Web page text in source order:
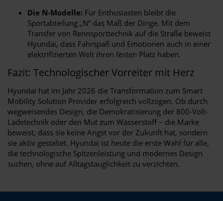
Die N-Modelle: Für Enthusiasten bleibt die
Sportabteilung „N“ das Maß der Dinge. Mit dem
Transfer von Rennsporttechnik auf die Straße beweist
Hyundai, dass Fahrspaß und Emotionen auch in einer
elektrifizierten Welt ihren festen Platz haben.
Fazit: Technologischer Vorreiter mit Herz
Hyundai hat im Jahr 2026 die Transformation zum Smart
Mobility Solution Provider erfolgreich vollzogen. Ob durch
wegweisendes Design, die Demokratisierung der 800-Volt-
Ladetechnik oder den Mut zum Wasserstoff – die Marke
beweist, dass sie keine Angst vor der Zukunft hat, sondern
sie aktiv gestaltet. Hyundai ist heute die erste Wahl für alle,
die technologische Spitzenleistung und modernes Design
suchen, ohne auf Alltagstauglichkeit zu verzichten.